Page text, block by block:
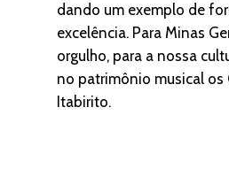
dando um exemplo de
excelência. Para Minas
orgulho, para a nossa
no patrimônio musical os
Itabirito.